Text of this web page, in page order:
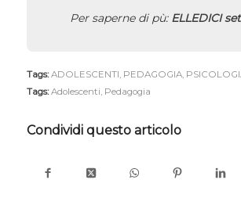
Per saperne di pù: ELLEDICI
Tags: ADOLESCENTI, PEDAGOGIA,
Tags: Adolescenti, Pedagogia
Condividi questo articolo